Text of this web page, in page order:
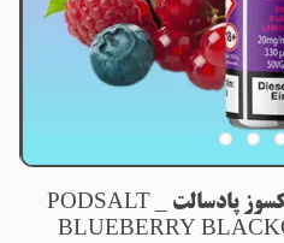
سالت بلوبری تمشک لیموناد یخ نکسوز پادسالت _ PODSALT
BLUEBERRY